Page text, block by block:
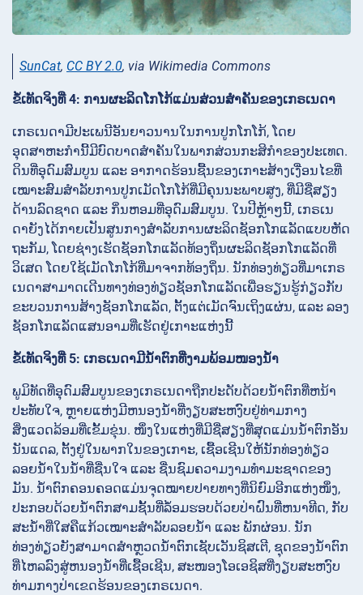
SunCat, CC BY 2.0, via Wikimedia Commons
ຂໍ້ເທັດຈິງທີ່ 4: ການຜະລິດໂກໂກ້ແມ່ນສ່ວນສໍາຄັນຂອງເກຣເນດາ
ເກຣເນດາມີປະເພນີອັນຍາວນານໃນການປູກໂກໂກ້, ໂດຍ
ອຸດສາຫະກຳນີ້ມີບົດບາດສໍາຄັນໃນພາກສ່ວນກະສິກໍາຂອງປະເທດ.
ດິນທີ່ອຸດົມສົມບູນ ແລະ ອາກາດຮ້ອນຊື້ນຂອງເກາະສ້າງເງື່ອນໄຂທີ່
ເໝາະສົມສໍາລັບການປູກເມັດໂກໂກ້ທີ່ມີຄຸນນະພາບສູງ, ທີ່ມີຊື່ສຽງ
ດ້ານລົດຊາດ ແລະ ກິ່ນຫອມທີ່ອຸດົມສົມບູນ. ໃນປີຫຼ້າໆນີ້, ເກຣເນ
ດາຍັງໄດ້ກາຍເປັນສູນກາງສໍາລັບການຜະລິດຊັອກໂກແລັດແບບຫັດ
ຖະກັມ, ໂດຍຊ່າງເຮັດຊັອກໂກແລັດທ້ອງຖິ່ນຜະລິດຊັອກໂກແລັດທີ່
ວິເສດ ໂດຍໃຊ້ເມັດໂກໂກ້ທີ່ມາຈາກທ້ອງຖິ່ນ. ນັກທ່ອງທ່ຽວທີ່ມາເກຣ
ເນດາສາມາດເດີນທາງທ່ອງທ່ຽວຊັອກໂກແລັດເພື່ອຮຽນຮູ້ກ່ຽວກັບ
ຂະບວນການສ້າງຊັອກໂກແລັດ, ຕັ້ງແຕ່ເມັດຈົນເຖິງແຜ່ນ, ແລະ ລອງ
ຊັອກໂກແລັດແສນອາມທີ່ເຮັດຢູ່ເກາະແຫ່ງນີ້
ຂໍ້ເທັດຈິງທີ່ 5: ເກຣເນດາມີນ້ໍາຕົກທີ່ງາມພ້ອມໜອງນ້ໍາ
ພູມິທັດທີ່ອຸດົມສົມບູນຂອງເກຣເນດາຖືກປະດັບດ້ວຍນ້ໍາຕົກທີ່ຫນ້າ
ປະທັບໃຈ, ຫຼາຍແຫ່ງມີຫນອງນ້ໍາທີ່ງຽບສະຫງົບຢູ່ທ່າມກາງ
ສິ່ງແວດລ້ອມທີ່ເຂັ້ມຂຸ່ນ. ໜຶ່ງໃນແຫ່ງທີ່ມີຊື່ສຽງທີ່ສຸດແມ່ນນ້ໍາຕົກອັນ
ນັນແດລ, ຕັ້ງຢູ່ໃນພາກໃນຂອງເກາະ, ເຊື້ອເຊີນໃຫ້ນັກທ່ອງທ່ຽວ
ລອຍນ້ໍາໃນນ້ໍາທີ່ຊື່ນໃຈ ແລະ ຊື່ນຊົມຄວາມງາມທໍາມະຊາດຂອງ
ມັນ. ນ້ໍາຕົກຄອນຄອດແມ່ນຈຸດໝາຍປາຍທາງທີ່ນິຍົມອີກແຫ່ງໜຶ່ງ,
ປະກອບດ້ວຍນ້ໍາຕົກສາມຊັ້ນທີ່ລໍ້ອມຮອບດ້ວຍປ່າຝົນທີ່ຫນາທີດ, ກັບ
ສະນ້ໍາທີ່ໃສຄືແກ້ວເໝາະສໍາລັບລອຍນ້ໍາ ແລະ ພັກຜ່ອນ. ນັກ
ທ່ອງທ່ຽວຍັງສາມາດສໍາຫຼວດນ້ໍາຕົກເຊັບເວັນຊິສເຕີ, ຊຸດຂອງນ້ໍາຕົກ
ທີ່ໄຫລລົງສູ່ຫນອງນ້ໍາທີ່ເຊື້ອເຊີນ, ສະໜອງໂອເອຊິສທີ່ງຽບສະຫງົບ
ທ່າມກາງປ່າເຂດຮ້ອນຂອງເກຣເນດາ.